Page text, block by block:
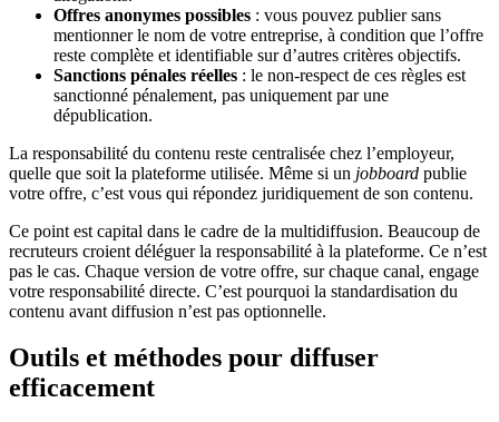
Offres anonymes possibles : vous pouvez publier sans
mentionner le nom de votre entreprise, à condition que l’offre
reste complète et identifiable sur d’autres critères objectifs.
Sanctions pénales réelles : le non-respect de ces règles est
sanctionné pénalement, pas uniquement par une
dépublication.
La responsabilité du contenu reste centralisée chez l’employeur,
quelle que soit la plateforme utilisée. Même si un jobboard publie
votre offre, c’est vous qui répondez juridiquement de son contenu.
Ce point est capital dans le cadre de la multidiffusion. Beaucoup de
recruteurs croient déléguer la responsabilité à la plateforme. Ce n’est
pas le cas. Chaque version de votre offre, sur chaque canal, engage
votre responsabilité directe. C’est pourquoi la standardisation du
contenu avant diffusion n’est pas optionnelle.
Outils et méthodes pour diffuser
efficacement